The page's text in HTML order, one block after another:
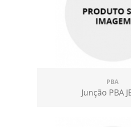
PBA
Junção PBA